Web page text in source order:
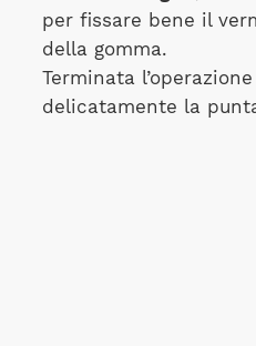
per fissare bene il
della gomma.
Terminata
delicatamente la